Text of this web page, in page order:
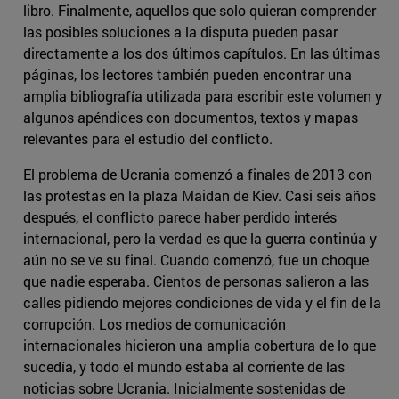
libro. Finalmente, aquellos que solo quieran comprender
las posibles soluciones a la disputa pueden pasar
directamente a los dos últimos capítulos. En las últimas
páginas, los lectores también pueden encontrar una
amplia bibliografía utilizada para escribir este volumen y
algunos apéndices con documentos, textos y mapas
relevantes para el estudio del conflicto.
El problema de Ucrania comenzó a finales de 2013 con
las protestas en la plaza Maidan de Kiev. Casi seis años
después, el conflicto parece haber perdido interés
internacional, pero la verdad es que la guerra continúa y
aún no se ve su final. Cuando comenzó, fue un choque
que nadie esperaba. Cientos de personas salieron a las
calles pidiendo mejores condiciones de vida y el fin de la
corrupción. Los medios de comunicación
internacionales hicieron una amplia cobertura de lo que
sucedía, y todo el mundo estaba al corriente de las
noticias sobre Ucrania. Inicialmente sostenidas de